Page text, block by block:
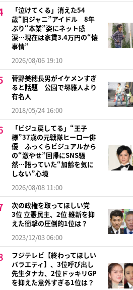
「泣けてくる」消えた54
歳“旧ジャニ”アイドル 8年
ぶり“本業”姿にネット感
涙…現在は家賃3.4万円の“懐
事情”
2026/08/06 19:10
菅野美穂長男がイケメンすぎ
ると話題 公園で堺雅人より
有名人
2018/05/24 16:00
「ビジュ戻してる」“王子
様”37歳の元戦隊ヒーロー俳
優 ふっくらビジュアルから
の“激やせ”回帰にSNS騒
然…語っていた“加齢を気に
しない”心境
2026/08/08 11:00
次の政権を取ってほしい党
3位 立憲民主、2位 維新を抑
えた衝撃の圧倒的1位は？
2023/12/03 06:00
フジテレビ【終わってほしい
バラエティ】、3位呼び出し
先生タナカ、2位ドッキリGP
を抑えた意外すぎる1位は？